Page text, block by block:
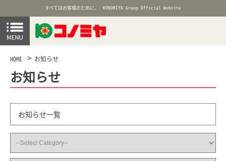
すべてはお客様のために。 KONOMIYA Group Official Website
HOME お知らせ
お知らせ
お知らせ一覧